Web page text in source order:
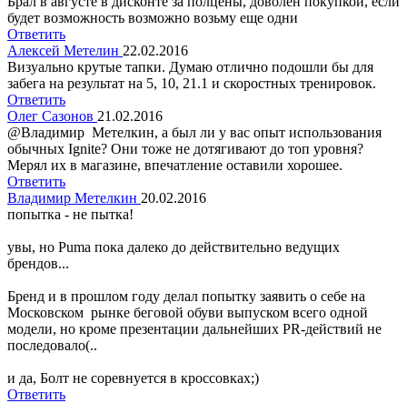
будет возможность возможно возьму еще одни
Ответить
Алексей Метелин 22.02.2016
Визуально крутые тапки. Думаю отлично подошли бы для
забега на результат на 5, 10, 21.1 и скоростных тренировок.
Ответить
Олег Сазонов 21.02.2016
@Владимир Метелкин, а был ли у вас опыт использования
обычных Ignite? Они тоже не дотягивают до топ уровня?
Мерял их в магазине, впечатление оставили хорошее.
Ответить
Владимир Метелкин 20.02.2016
попытка - не пытка!
увы, но Puma пока далеко до действительно ведущих
брендов...
Бренд и в прошлом году делал попытку заявить о себе на
Московском рынке беговой обуви выпуском всего одной
модели, но кроме презентации дальнейших PR-действий не
последовало(..
и да, Болт не соревнуется в кроссовках;)
Ответить